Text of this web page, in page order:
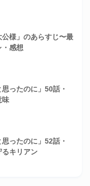
公様」のあらすじ〜最
感想
ったのに」50話・
味
ったのに」52話・
るキリアン